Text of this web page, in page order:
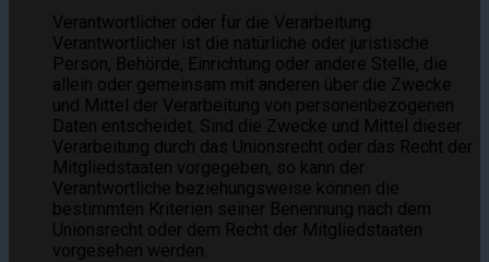
Verantwortlicher oder für die Verarbeitung
Verantwortlicher ist die natürliche oder juristische
Person, Behörde, Einrichtung oder andere Stelle, die
allein oder gemeinsam mit anderen über die Zwecke
und Mittel der Verarbeitung von personenbezogenen
Daten entscheidet. Sind die Zwecke und Mittel dieser
Verarbeitung durch das Unionsrecht oder das Recht der
Mitgliedstaaten vorgegeben, so kann der
Verantwortliche beziehungsweise können die
bestimmten Kriterien seiner Benennung nach dem
Unionsrecht oder dem Recht der Mitgliedstaaten
vorgesehen werden.